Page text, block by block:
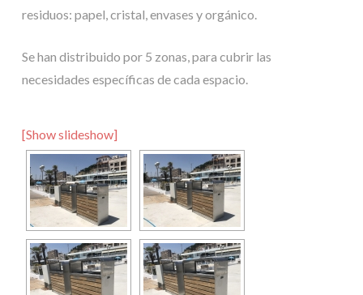
residuos: papel, cristal, envases y orgánico.
Se han distribuido por 5 zonas, para cubrir las
necesidades específicas de cada espacio.
[Show slideshow]